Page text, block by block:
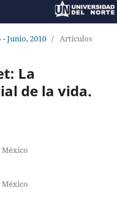
Junio, 2010 / Artículos
La
de la vida.